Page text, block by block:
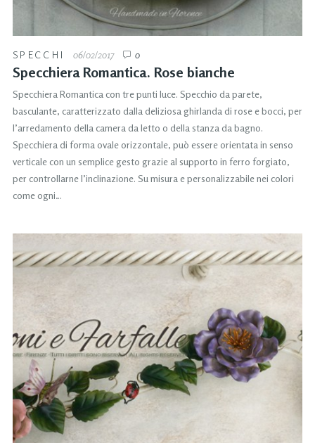
SPECCHI 06/02/2017 0
Specchiera Romantica. Rose bianche
Specchiera Romantica con tre punti luce. Specchio da parete,
basculante, caratterizzato dalla deliziosa ghirlanda di rose e bocci, per
l’arredamento della camera da letto o della stanza da bagno.
Specchiera di forma ovale orizzontale, può essere orientata in senso
verticale con un semplice gesto grazie al supporto in ferro forgiato,
per controllarne l’inclinazione. Su misura e personalizzabile nei colori
come ogni…